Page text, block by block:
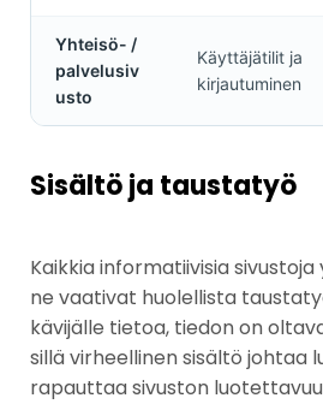
Yhteisö- /
palvelusiv
usto
Käyttäjätilit ja
kirjautuminen
Sisältö ja taustatyö
Kaikkia informatiivisia sivustoja
ne vaativat huolellista
kävijälle tietoa, tiedon on
sillä virheellinen sisältö johtaa
rapauttaa sivuston